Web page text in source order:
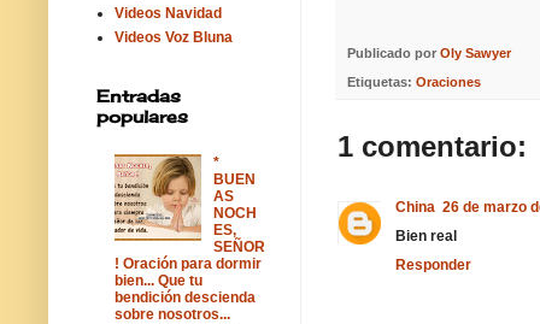
Publicado por Oly Sawyer
Etiquetas: Oraciones
1 comentario:
China 26 de marzo
Bien real
Responder
Videos Navidad
Videos Voz Bluna
Entradas
populares
*
BUEN
AS
NOCH
ES,
SEÑOR
! Oración para dormir
bien... Que tu
bendición descienda
sobre nosotros...